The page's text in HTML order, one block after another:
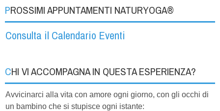
PROSSIMI APPUNTAMENTI NATURYOGA®
Consulta il Calendario Eventi
CHI VI ACCOMPAGNA IN QUESTA ESPERIENZA?
Avvicinarci alla vita con amore ogni giorno, con gli occhi di
un bambino che si stupisce ogni istante: